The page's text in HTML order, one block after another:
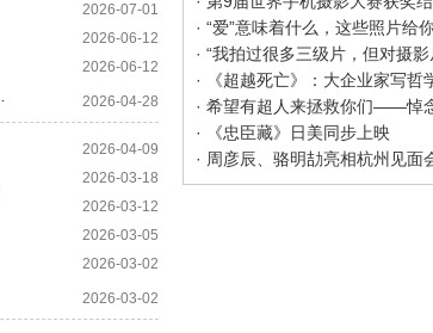
2026-07-01
2026-06-12
2026-06-12
2026-04-28
2026-04-09
2026-03-18
2026-03-12
2026-03-05
2026-03-02
2026-03-02
· “爱”意味着什么，这些照片给
· “我拍过很多三级片，但对摄
· 《超越死亡》：大企业家写哲
· 《忠臣藏》日美同步上映